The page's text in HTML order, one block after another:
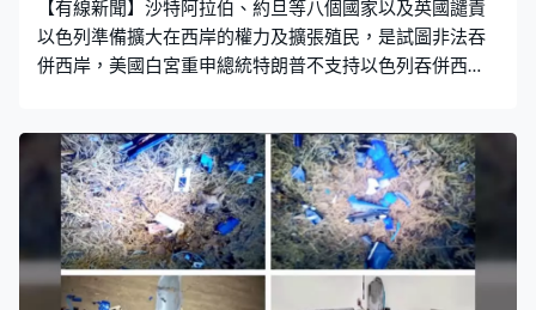
【有線新聞】沙特阿拉伯、約旦等八個國家以及英國譴責
以色列準備擴大在西岸的權力及擴張殖民，是試圖非法吞
併西岸，美國白宮重申總統特朗普不支持以色列吞併西
太殖民區，安全內閣日前又批准一系列新措施，包括簡化
土地登記和猶太人買地的流程。監察組織指等同容許所有
以色列人毋須得到政府批准，或經政府授權的中介公司便
可於西岸直接買地，是進一步邁向吞併西岸。組織又指以
色列擴大監管及執法至巴勒斯坦自治政府管理的西岸地區
及聯合管理的地區，意味以軍可在整個西岸地區拆除巴人